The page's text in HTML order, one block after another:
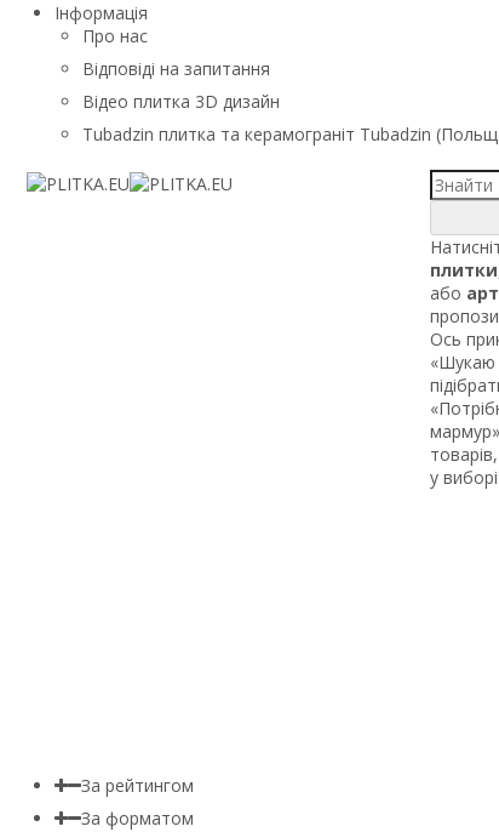
Інформація
Про нас
Відповіді на запитання
Відео плитка 3D дизайн
Tubadzin плитка та керамограніт Tubadzin
плитки
або
Ось
«Шукаю
у
За рейтингом
За форматом